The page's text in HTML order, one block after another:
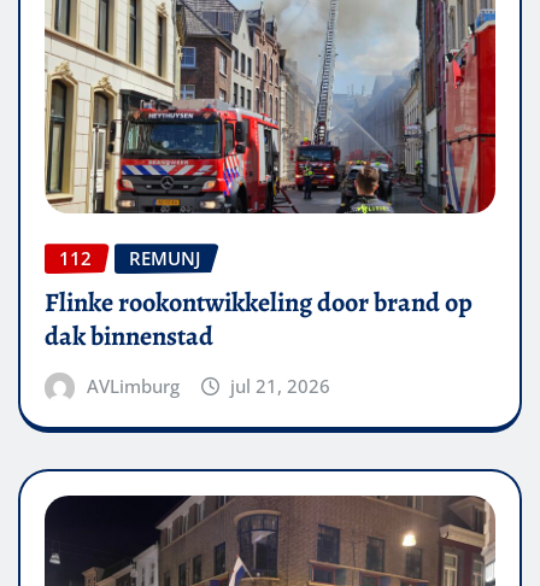
112 REMUNJ
Flinke rookontwikkeling door brand op
dak binnenstad
AVLimburg jul 21, 2026